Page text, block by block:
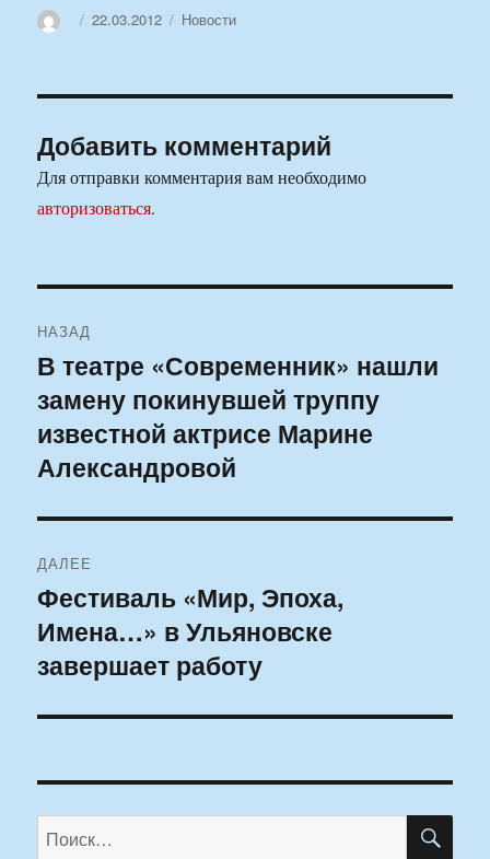
АвторОпубликовано
22.03.2012 Рубрики
Новости
Добавить комментарий
Для отправки комментария вам необходимо
авторизоваться.
по
записям
НАЗАД
Предыдущая
запись:
В театре «Современник» нашли
замену покинувшей труппу
известной актрисе Марине
Александровой
ДАЛЕЕ
Следующая
запись:
Фестиваль «Мир, Эпоха,
Имена…» в Ульяновске
завершает работу
Искать: